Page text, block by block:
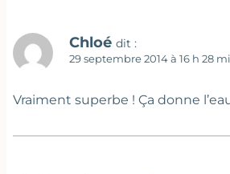
Chloé dit :
29 septembre 2014 à 16 h 28
Vraiment superbe ! Ça donne